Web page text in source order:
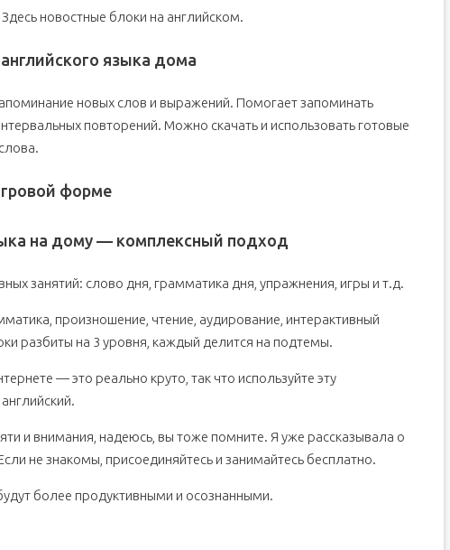
новостные блоки на английском.
языка дома
новых слов и выражений. Помогает запоминать
повторений. Можно скачать и использовать готовые
форме
на дому — комплексный подход
занятий: слово дня, грамматика дня, упражнения, игры и т.д.
произношение, чтение, аудирование, интерактивный
разбиты на 3 уровня, каждый делится на подтемы.
— это реально круто, так что используйте эту
и внимания, надеюсь, вы тоже помните. Я уже рассказывала о
не знакомы, присоединяйтесь и занимайтесь бесплатно.
более продуктивными и осознанными.